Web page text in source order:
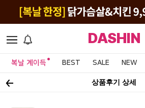
DASHIN
복날 계이득 BEST SALE NEW
상품후기 상세